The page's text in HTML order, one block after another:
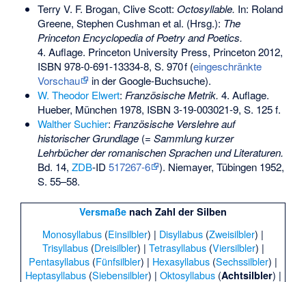
Terry V. F. Brogan, Clive Scott: Octosyllable. In: Roland
Greene, Stephen Cushman et al. (Hrsg.): The
Princeton Encyclopedia of Poetry and Poetics.
4. Auflage. Princeton University Press, Princeton 2012,
ISBN 978-0-691-13334-8, S. 970 f (eingeschränkte
Vorschau
in der Google-Buchsuche).
W. Theodor Elwert: Französische Metrik. 4. Auflage.
Hueber, München 1978, ISBN 3-19-003021-9, S. 125 f.
Walther Suchier: Französische Verslehre auf
historischer Grundlage(= Sammlung kurzer
Lehrbücher der romanischen Sprachen und Literaturen.
Bd. 14, ZDB-ID 517267-6
). Niemayer, Tübingen 1952,
S. 55–58.
Versmaße nach Zahl der Silben
Monosyllabus (Einsilbler) | Disyllabus (Zweisilbler) |
Trisyllabus(Dreisilbler) | Tetrasyllabus(Viersilbler) |
Pentasyllabus (Fünfsilbler) | Hexasyllabus (Sechssilbler) |
Heptasyllabus(Siebensilbler) | Oktosyllabus(Achtsilbler) |